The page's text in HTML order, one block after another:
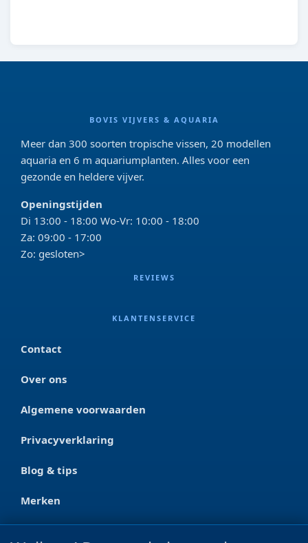
BOVIS VIJVERS & AQUARIA
Meer dan 300 soorten tropische vissen, 20 modellen
aquaria en 6 m aquariumplanten. Alles voor een
gezonde en heldere vijver.
Openingstijden
Di 13:00 - 18:00 Wo-Vr: 10:00 - 18:00
Za: 09:00 - 17:00
Zo: gesloten>
REVIEWS
KLANTENSERVICE
Contact
Over ons
Algemene voorwaarden
Privacyverklaring
Blog & tips
Merken
CONTACT